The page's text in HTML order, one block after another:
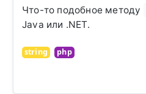
Что-то подобное методу
Java или .NET.
string php